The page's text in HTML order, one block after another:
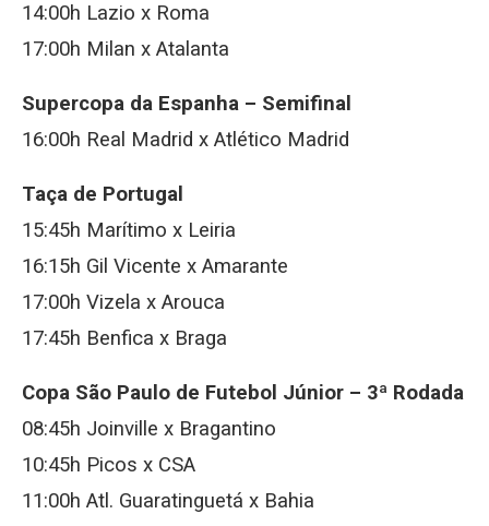
14:00h Lazio x Roma
17:00h Milan x Atalanta
Supercopa da Espanha – Semifinal
16:00h Real Madrid x Atlético Madrid
Taça de Portugal
15:45h Marítimo x Leiria
16:15h Gil Vicente x Amarante
17:00h Vizela x Arouca
17:45h Benfica x Braga
Copa São Paulo de Futebol Júnior – 3ª Rodada
08:45h Joinville x Bragantino
10:45h Picos x CSA
11:00h Atl. Guaratinguetá x Bahia